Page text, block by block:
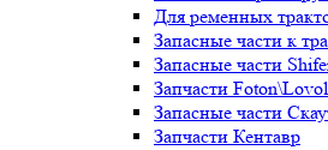
Для ременных
Запасные части к
Запасные части
Запчасти Foton\Lovol
Запасные части
Запчасти Кентавр